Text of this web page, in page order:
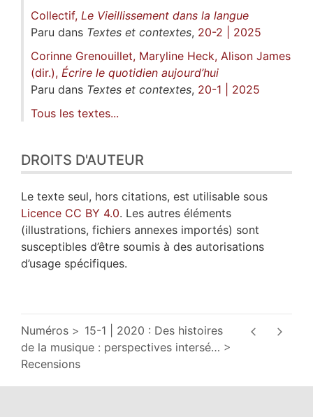
Collectif, Le Vieillissement dans la langue
Paru dans Textes et contextes, 20-2 | 2025
Corinne Grenouillet, Maryline Heck, Alison James
(dir.), Écrire le quotidien aujourd’hui
Paru dans Textes et contextes, 20-1 | 2025
Tous les textes...
DROITS D'AUTEUR
Le texte seul, hors citations, est utilisable sous
Licence CC BY 4.0. Les autres éléments
(illustrations, fichiers annexes importés) sont
susceptibles d’être soumis à des autorisations
d’usage spécifiques.
Numéros
15-1 | 2020 : Des histoires
de la musique : perspectives intersé…
Recensions